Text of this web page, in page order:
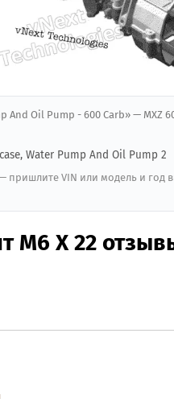
And Oil Pump - 600 Carb» — MXZ
Water Pump And Oil Pump 2
пришлите VIN или модель и год
M6 X 22